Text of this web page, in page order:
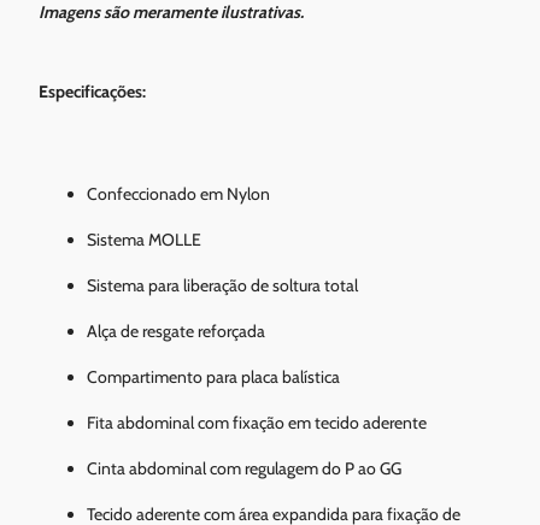
Imagens são meramente ilustrativas.
Especificações:
Confeccionado em Nylon
Sistema MOLLE
Sistema para liberação de soltura total
Alça de resgate reforçada
Compartimento para placa balística
Fita abdominal com fixação em tecido aderente
Cinta abdominal com regulagem do P ao GG
Tecido aderente com área expandida para fixação de